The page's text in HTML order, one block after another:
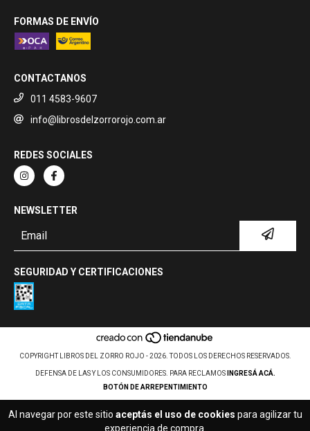
Al navegar por este sitio aceptás el uso de cookies para agilizar tu
experiencia de compra.
FORMAS DE ENVÍO
CONTACTANOS
011 4583-9607
info@librosdelzorrorojo.com.ar
REDES SOCIALES
NEWSLETTER
SEGURIDAD Y CERTIFICACIONES
COPYRIGHT LIBROS DEL ZORRO ROJO - 2026. TODOS LOS DERECHOS RESERVADOS.
DEFENSA DE LAS Y LOS CONSUMIDORES. PARA RECLAMOS
INGRESÁ ACÁ.
BOTÓN DE ARREPENTIMIENTO